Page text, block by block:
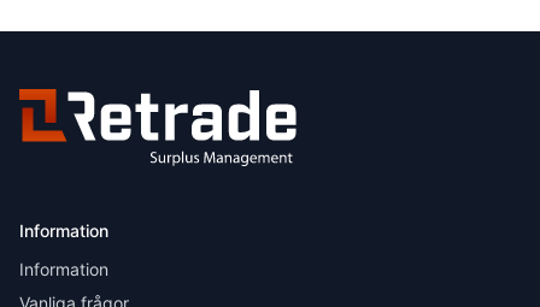
Information
Information
Vanliga frågor